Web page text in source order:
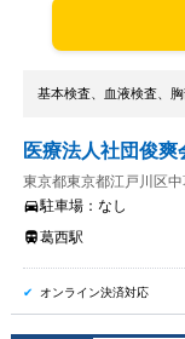
基本検査、血液検査、
医療法人社団俊
東京都東京都江戸川区
駐車場： なし
葛西駅
オンライン決済対応